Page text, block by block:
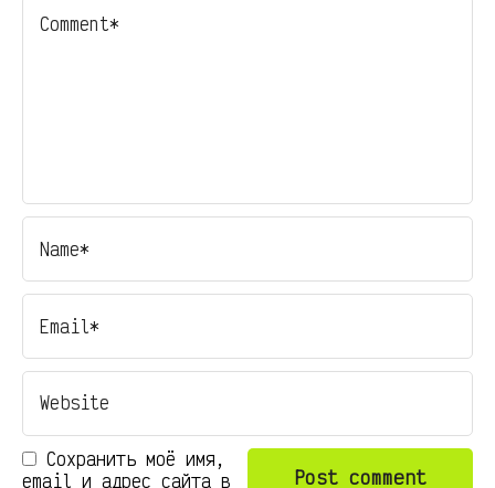
Сохранить моё имя,
email и адрес сайта в